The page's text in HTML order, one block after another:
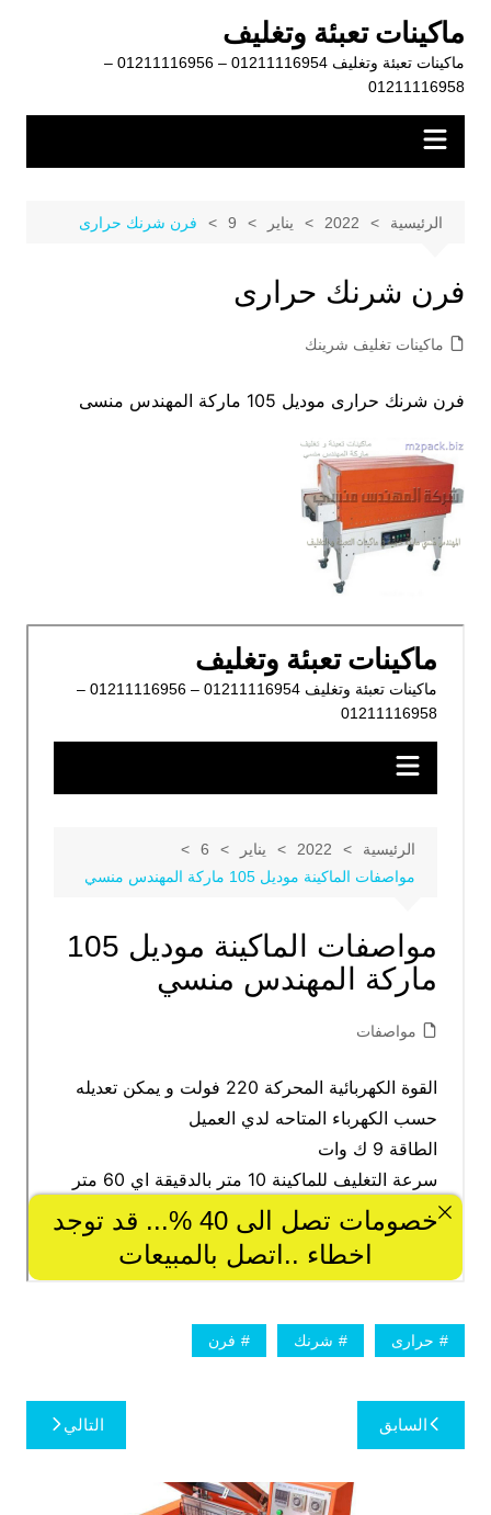
المحتوى
ماكينات تعبئة وتغليف
ماكينات تعبئة وتغليف 01211116954 – 01211116956 –
01211116958
الرئيسية 2022 يناير 9 فرن شرنك حرارى
فرن شرنك حرارى
ماكينات تغليف شرينك
فرن شرنك حرارى موديل 105 ماركة المهندس منسى
حرارى شرنك فرن
تصفّح
المقالات
السابق التالي